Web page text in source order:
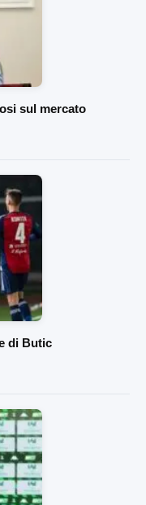
sul mercato
di Butic